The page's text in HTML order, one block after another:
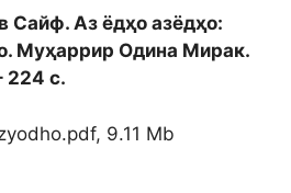
Сайф. Аз ёдҳо азёдҳо:
Муҳаррир Одина Мирак.
224 с.
9.11 Mb